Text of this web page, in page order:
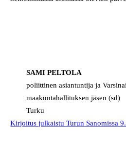
SAMI PELTOLA
poliittinen asiantuntija ja
maakuntahallituksen jäsen (sd)
Turku
Kirjoitus julkaistu Turun Sanomissa